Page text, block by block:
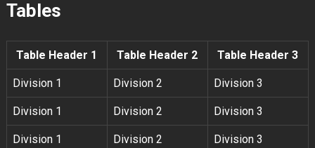
Tables
Table Header 1 Table Header 2 Table Header 3
Division 1 Division 2 Division 3
Division 1 Division 2 Division 3
Division 1 Division 2 Division 3